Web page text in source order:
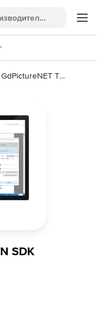
GdPictureNET TWAIN SDK
SDK